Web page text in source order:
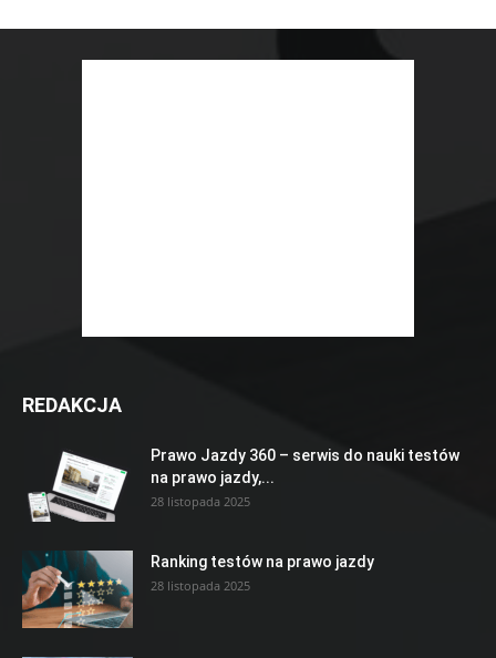
REDAKCJA
Prawo Jazdy 360 – serwis do nauki testów
na prawo jazdy,...
28 listopada 2025
Ranking testów na prawo jazdy
28 listopada 2025